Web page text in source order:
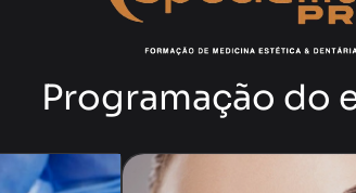
Programação do